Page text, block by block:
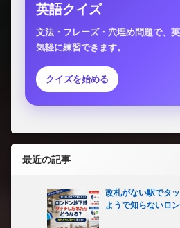
英語クイズ
文法・フレーズ・穴埋め問題で、
気軽に練習できます。
クイズを始める
最近の記事
改札がない駅でタ
ようで知らないロ